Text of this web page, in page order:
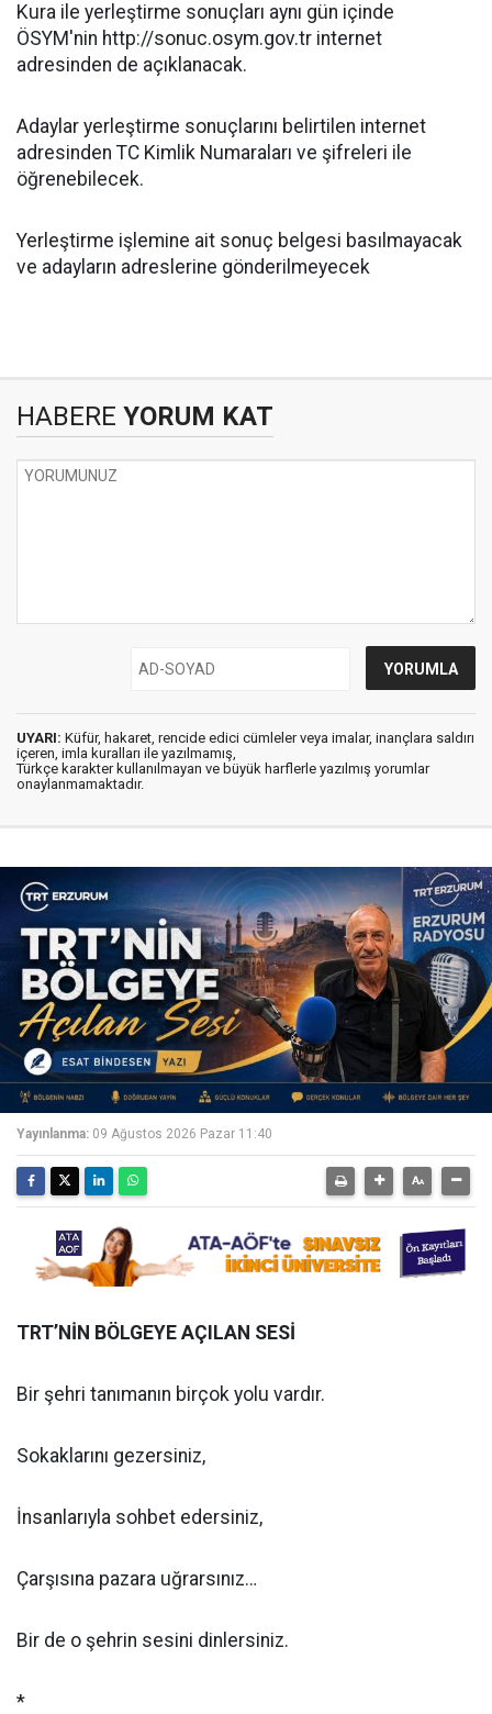
Kura ile yerleştirme sonuçları aynı gün içinde
ÖSYM'nin http://sonuc.osym.gov.tr internet
adresinden de açıklanacak.
Adaylar yerleştirme sonuçlarını belirtilen internet
adresinden TC Kimlik Numaraları ve şifreleri ile
öğrenebilecek.
Yerleştirme işlemine ait sonuç belgesi basılmayacak
ve adayların adreslerine gönderilmeyecek
HABERE YORUM KAT
UYARI: Küfür, hakaret, rencide edici cümleler veya imalar, inançlara saldırı
içeren, imla kuralları ile yazılmamış,
Türkçe karakter kullanılmayan ve büyük harflerle yazılmış yorumlar
onaylanmamaktadır.
Yayınlanma: 09 Ağustos 2026 Pazar 11:40
TRT’NİN BÖLGEYE AÇILAN SESİ
Bir şehri tanımanın birçok yolu vardır.
Sokaklarını gezersiniz,
İnsanlarıyla sohbet edersiniz,
Çarşısına pazara uğrarsınız…
Bir de o şehrin sesini dinlersiniz.
*